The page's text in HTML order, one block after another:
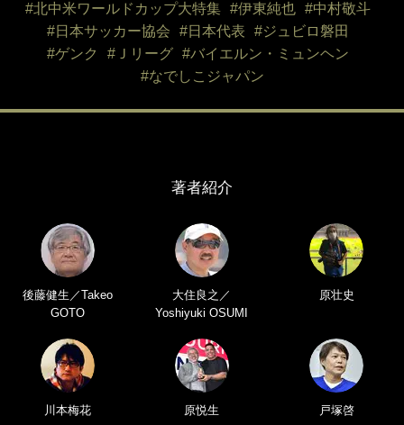
#北中米ワールドカップ大特集 #伊東純也
#中村敬斗
#日本サッカー協会
#日本代表
#ジュビロ磐田
#ゲンク
#Ｊリーグ
#バイエルン・ミュンヘン
#なでしこジャパン
著者紹介
後藤健生／Takeo
GOTO
大住良之／
Yoshiyuki OSUMI
原壮史
川本梅花 原悦生 戸塚啓